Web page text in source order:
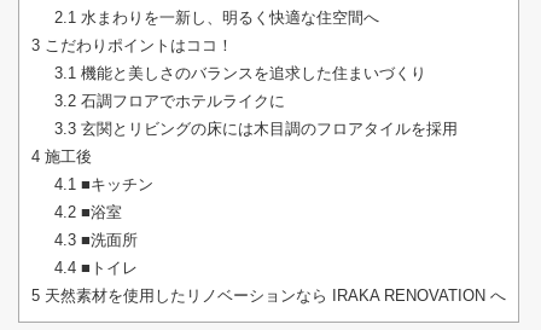
2.1 水まわりを一新し、明るく快適な住空間へ
3 こだわりポイントはココ！
3.1 機能と美しさのバランスを追求した住まいづくり
3.2 石調フロアでホテルライクに
3.3 玄関とリビングの床には木目調のフロアタイルを採用
4 施工後
4.1 ■キッチン
4.2 ■浴室
4.3 ■洗面所
4.4 ■トイレ
5 天然素材を使用したリノベーションなら IRAKA RENOVATION へ